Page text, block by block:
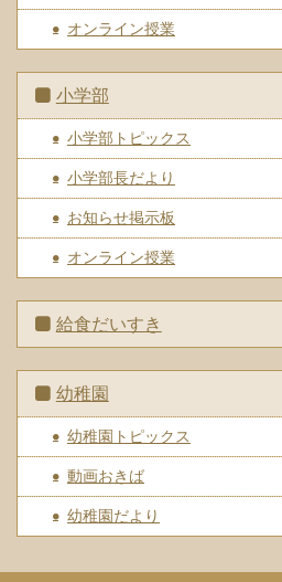
オンライン授業
小学部
小学部トピックス
小学部長だより
お知らせ掲示板
オンライン授業
給食だいすき
幼稚園
幼稚園トピックス
動画おきば
幼稚園だより